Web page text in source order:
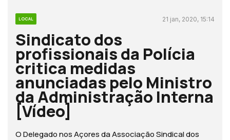
LOCAL 21 jan, 2020, 15:14
Sindicato dos
profissionais da Polícia
critica medidas
anunciadas pelo Ministro
da Administração Interna
[Vídeo]
O Delegado nos Açores da Associação Sindical dos